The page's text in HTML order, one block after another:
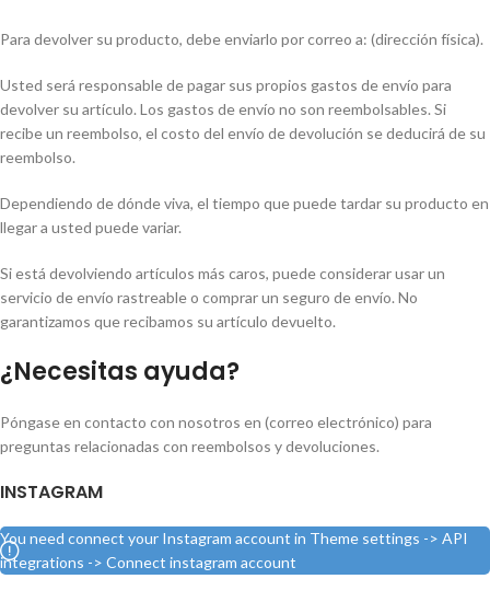
INSTAGRAM
You need connect your Instagram account in Theme settings -> API
integrations -> Connect instagram account
Para devolver su producto, debe enviarlo por correo a: (dirección física).
Usted será responsable de pagar sus propios gastos de envío para
devolver su artículo. Los gastos de envío no son reembolsables. Si
recibe un reembolso, el costo del envío de devolución se deducirá de su
reembolso.
Dependiendo de dónde viva, el tiempo que puede tardar su producto en
llegar a usted puede variar.
Si está devolviendo artículos más caros, puede considerar usar un
servicio de envío rastreable o comprar un seguro de envío. No
garantizamos que recibamos su artículo devuelto.
¿Necesitas ayuda?
Póngase en contacto con nosotros en (correo electrónico) para
preguntas relacionadas con reembolsos y devoluciones.